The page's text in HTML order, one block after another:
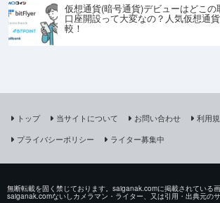
仮想通貨(暗号通貨)デビューはどこの
口座開設って大変なの？人気仮想通
較！
トップ 当サイトについて お問い合わせ
利用
プライバシーポリシー
ライター募集中
無断転載を固く禁じております。saiganak.comに掲載されている
saiganak.comないしカメラマン・ライター、又は引用・出典元の